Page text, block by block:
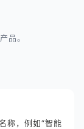
品。
称，例如“智能